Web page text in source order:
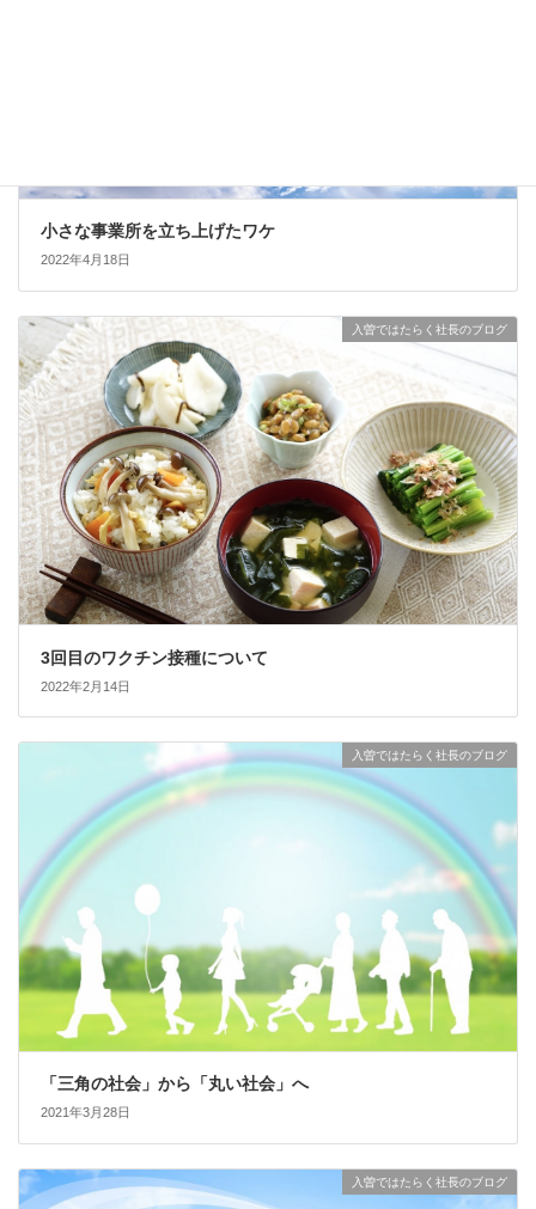
小さな事業所を立ち上げたワケ
2022年4月18日
入曽ではたらく社長のブログ
3回目のワクチン接種について
2022年2月14日
入曽ではたらく社長のブログ
「三角の社会」から「丸い社会」へ
2021年3月28日
入曽ではたらく社長のブログ